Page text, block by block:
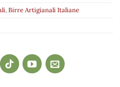
,Birre Artigianali Italiane